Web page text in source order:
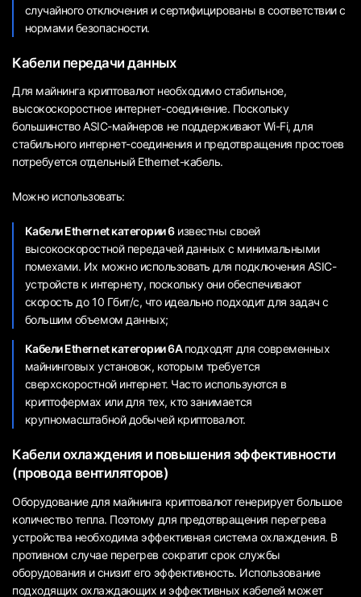
случайного отключения и сертифицированы в соответствии с
нормами безопасности.
Кабели передачи данных
Для майнинга криптовалют необходимо стабильное,
высокоскоростное интернет-соединение. Поскольку
большинство ASIC-майнеров не поддерживают Wi-Fi, для
стабильного интернет-соединения и предотвращения простоев
потребуется отдельный Ethernet-кабель.
Можно использовать:
Кабели Ethernet категории 6известны своей
высокоскоростной передачей данных с минимальными
помехами. Их можно использовать для подключения ASIC-
устройств к интернету, поскольку они обеспечивают
скорость до 10 Гбит/с, что идеально подходит для задач с
большим объемом данных;
Кабели Ethernet категории 6Аподходят для современных
майнинговых установок, которым требуется
сверхскоростной интернет. Часто используются в
криптофермах или для тех, кто занимается
крупномасштабной добычей криптовалют.
Кабели охлаждения и повышения эффективности
(провода вентиляторов)
Оборудование для майнинга криптовалют генерирует большое
количество тепла. Поэтому для предотвращения перегрева
устройства необходима эффективная система охлаждения. В
противном случае перегрев сократит срок службы
оборудования и снизит его эффективность. Использование
подходящих охлаждающих и эффективных кабелей может